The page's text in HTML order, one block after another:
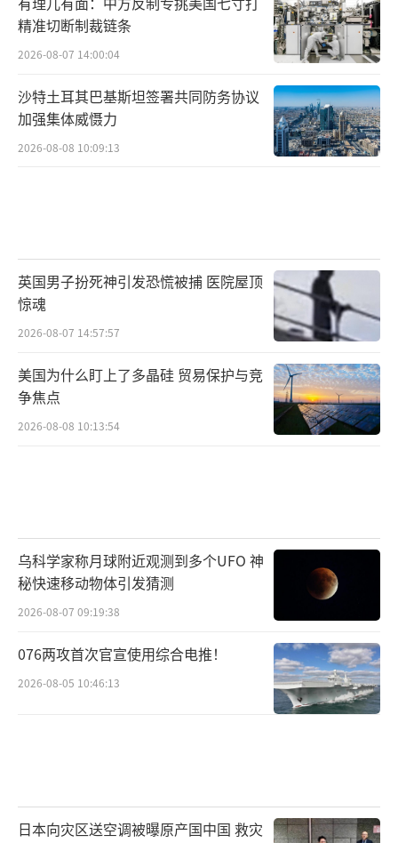
精准切断制裁链条
2026-08-07 14:00:04
沙特土耳其巴基斯坦签署共同防务协议
加强集体威慑力
2026-08-08 10:09:13
英国男子扮死神引发恐慌被捕 医院屋顶
惊魂
2026-08-07 14:57:57
美国为什么盯上了多晶硅 贸易保护与竞
争焦点
2026-08-08 10:13:54
乌科学家称月球附近观测到多个UFO 神
秘快速移动物体引发猜测
2026-08-07 09:19:38
076两攻首次官宣使用综合电推！
2026-08-05 10:46:13
日本向灾区送空调被曝原产国中国 救灾